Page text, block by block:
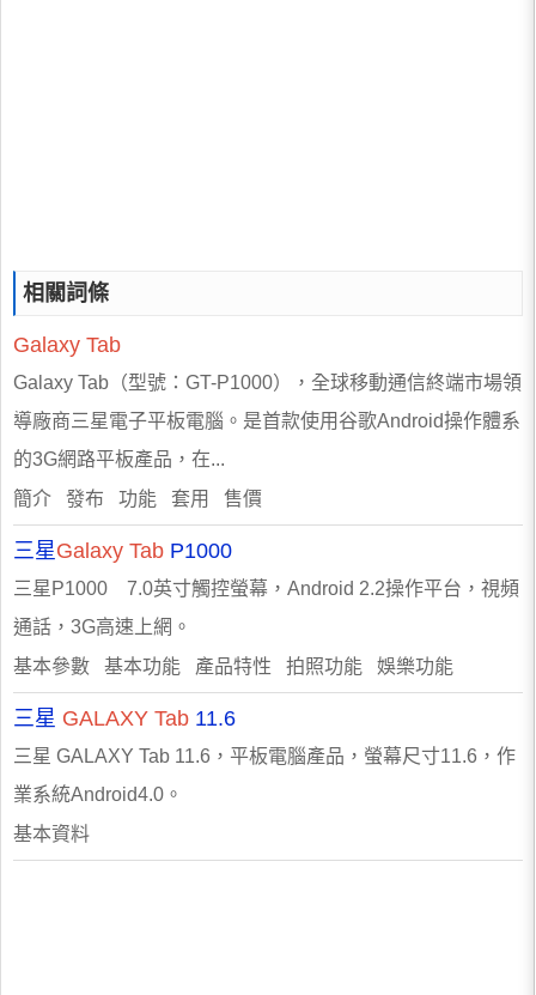
相關詞條
Galaxy Tab
Galaxy Tab（型號：GT-P1000），全球移動通信終端市場領
導廠商三星電子平板電腦。是首款使用谷歌Android操作體系
的3G網路平板產品，在...
簡介 發布 功能 套用 售價
三星Galaxy Tab P1000
三星P1000 7.0英寸觸控螢幕，Android 2.2操作平台，視頻
通話，3G高速上網。
基本參數 基本功能 產品特性 拍照功能 娛樂功能
三星 GALAXY Tab 11.6
三星 GALAXY Tab 11.6，平板電腦產品，螢幕尺寸11.6，作
業系統Android4.0。
基本資料